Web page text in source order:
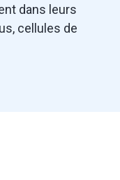
dans leurs
cellules de